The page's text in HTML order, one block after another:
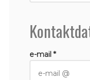
e-mail *